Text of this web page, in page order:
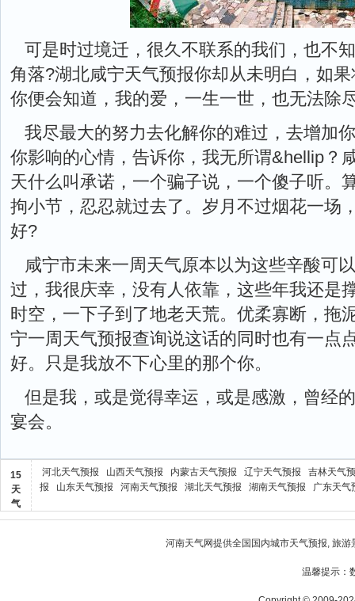
可是时过境迁，很久不联系的我们，也不
角落?湖北咸宁天气预报你却从未明白，如
你便会知道，我的爱，一生一世，也无法除
我尽最大的努力去化解你的难过，去增加
你影响的心情，告诉你，我无所谓&hellip？
天什么叫承诺，一个骗子说，一个傻子听。
拘小节，忍忍就过去了。岁月不过烟花一场
好?
咸宁市未来一周天气原本以为这些辛酸可
过，我很庆幸，没有人依靠，这些年我还是
时空，一下子到了地老天荒。优柔寡断，拖
宁一周天气预报查询说这话的同时也有一点
好。只是我放不下心里的那个你。
但是我，或是觉得幸运，或是感激，曾经
宴会。
15
天
气
河北天气预报 山西天气预报 内蒙古天气预报 辽宁天气预报
吉林天气
报
山东天气预报 河南天气预报 湖北天气预报 湖南天气预报 广东天气
河南天气网提供全国国内城市天气预报, 旅游
温馨提示：